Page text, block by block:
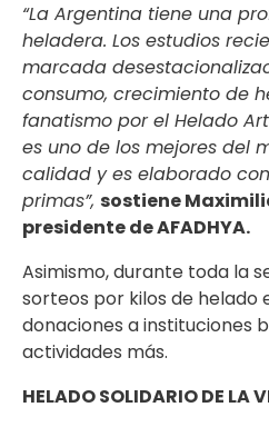
“La Argentina tiene una
heladera. Los estudios
marcada
consumo, crecimiento de
fanatismo por el Helado
es uno de los mejores del
calidad y es elaborado
primas”, sostiene
presidente de AFADHYA.
Asimismo, durante toda la
sorteos por kilos de helado
donaciones a instituciones
actividades más.
HELADO SOLIDARIO DE LA